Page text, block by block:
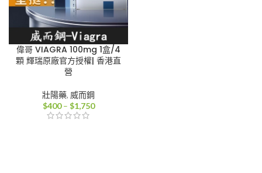
偉哥 VIAGRA 100mg 1盒/4
顆 輝瑞原廠官方授權| 香港直
營
壯陽藥, 威而鋼
$400 – $1,750價